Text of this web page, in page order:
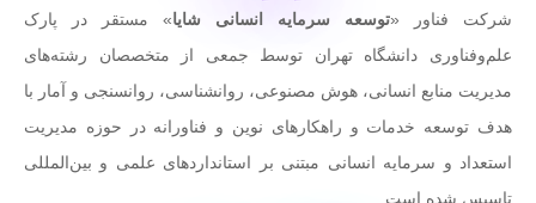
شرکت فناور «توسعه سرمایه انسانی شایا» مستقر در پارک
علم‌وفناوری دانشگاه تهران توسط جمعی از متخصصان رشته‌های
مدیریت منابع انسانی، هوش مصنوعی، روانشناسی، روانسنجی و آمار با
هدف توسعه خدمات و راهکارهای نوین و فناورانه در حوزه مدیریت
استعداد و سرمایه انسانی مبتنی بر استانداردهای علمی و بین‌المللی
تاسیس شده است.